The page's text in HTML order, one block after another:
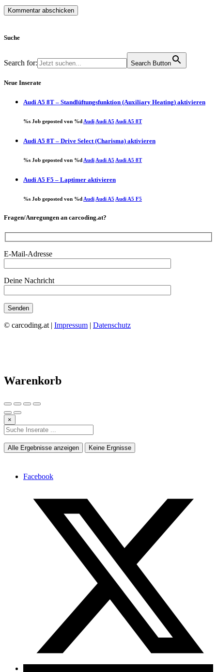
Suche
Search for: Search Button
Neue Inserate
Audi A5 8T – Standlüftungsfunktion (Auxiliary Heating) aktivieren
%s Job geposted von %d Audi Audi A5 Audi A5 8T
Audi A5 8T – Drive Select (Charisma) aktivieren
%s Job geposted von %d Audi Audi A5 Audi A5 8T
Audi A5 F5 – Laptimer aktivieren
%s Job geposted von %d Audi Audi A5 Audi A5 F5
Fragen/Anregungen an carcoding.at?
E-Mail-Adresse
Deine Nachricht
© carcoding.at | Impressum | Datenschutz
Warenkorb
×
Alle Ergebnisse anzeigen Keine Ergnisse
Facebook